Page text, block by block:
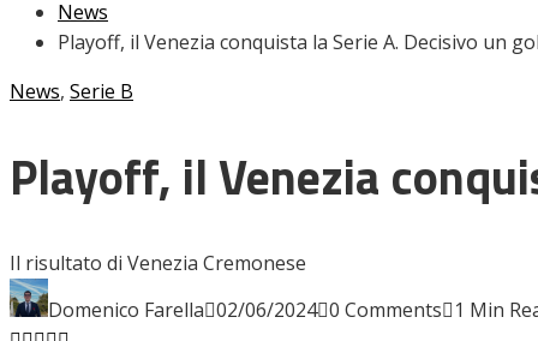
NEWS
Amarcord
Giovanili
Le pagelle
News
Playoff, il Venezia conquista la Serie A. Decisivo un
News, Serie B
Playoff, il Venezia
Il risultato di Venezia Cremonese
Domenico Farella 02/06/2024 0 Comments 1 Min